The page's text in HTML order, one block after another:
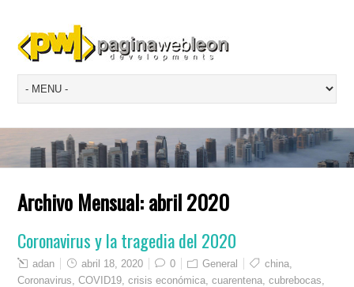
Archivo Mensual:abril 2020
Coronavirus y la tragedia del 2020
adan abril 18, 2020 0 General china
Coronavirus ,COVID19 ,crisis económica ,cuarentena ,cubrebocas